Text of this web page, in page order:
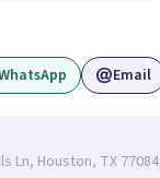
Email
Ln, Houston, TX 77084